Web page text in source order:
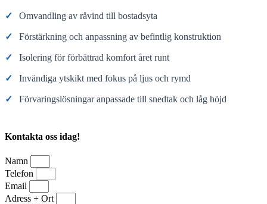
✓ Omvandling av råvind till bostadsyta
✓ Förstärkning och anpassning av befintlig konstruktion
✓ Isolering för förbättrad komfort året runt
✓ Invändiga ytskikt med fokus på ljus och rymd
✓ Förvaringslösningar anpassade till snedtak och låg höjd
Kontakta oss idag!
Namn
Telefon
Email
Adress + Ort